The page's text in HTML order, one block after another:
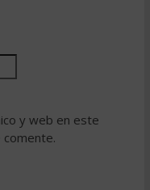
y web en este
comente.